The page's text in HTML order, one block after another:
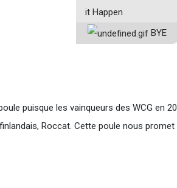
it Happen
BYE
puisque les vainqueurs des WCG en
Roccat. Cette poule nous